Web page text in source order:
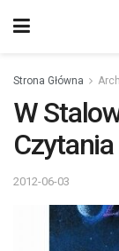
Strona Główna
W
2012-06-03